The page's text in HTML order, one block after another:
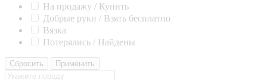
На продажу / Купить
Добрые руки / Взять бесплатно
Вязка
Потерялись / Найдены
Сбросить Применить